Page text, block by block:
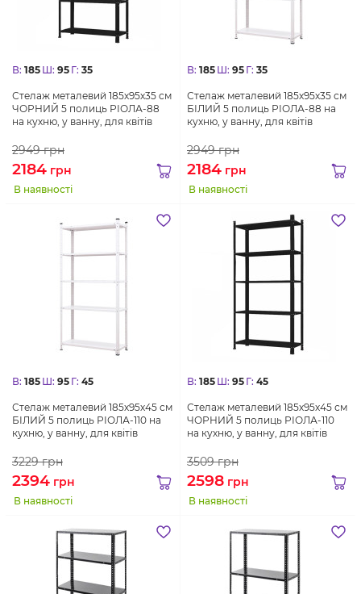
В: 185 Ш: 95 Г: 35
Стелаж металевий 185х95х35 см
ЧОРНИЙ 5 полиць РІОЛА-88
на кухню, у ванну, для квітів
2949грн
2184 грн
В наявності
В: 185 Ш: 95 Г: 35
Стелаж металевий 185х95х35 см
БІЛИЙ 5 полиць РІОЛА-88 на
кухню, у ванну, для квітів
2949грн
2184 грн
В наявності
В: 185 Ш: 95 Г: 45
Стелаж металевий 185х95х45 см
БІЛИЙ 5 полиць РІОЛА-110 на
кухню, у ванну, для квітів
3229грн
2394 грн
В наявності
В: 185 Ш: 95 Г: 45
Стелаж металевий 185х95х45 см
ЧОРНИЙ 5 полиць РІОЛА-110
на кухню, у ванну, для квітів
3509грн
2598 грн
В наявності